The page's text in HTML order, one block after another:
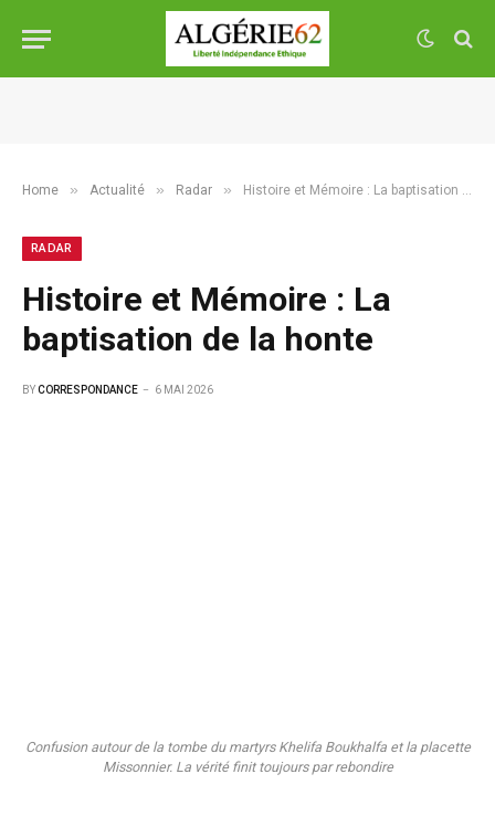
Home » Actualité » Radar » Histoire et Mémoire : La baptisation de la honte
RADAR
Histoire et Mémoire : La
baptisation de la honte
BYCORRESPONDANCE 6 MAI 2026
Confusion autour de la tombe du martyrs Khelifa Boukhalfa et la placette
Missonnier. La vérité finit toujours par rebondire